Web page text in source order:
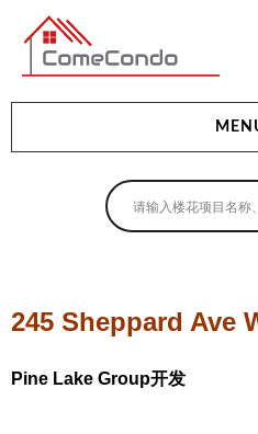
多伦多最新最全的楼花
地产相关
卖房指南
贷款指南
245 Sheppard Ave
Pine Lake Group开发